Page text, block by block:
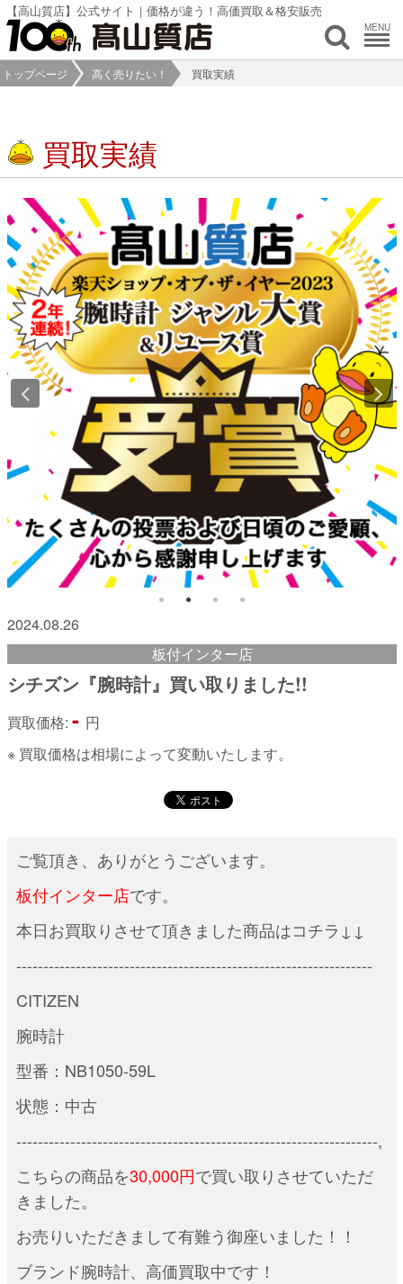
【高山質店】公式サイト｜価格が違う！高価買取＆格安販売
MENU
トップページ 高く売りたい！ 買取実績
買取実績
2024.08.26
板付インター店
シチズン『腕時計』買い取りました!!
買取価格: - 円
※ 買取価格は相場によって変動いたします。
ご覧頂き、ありがとうございます。
板付インター店です。
本日お買取りさせて頂きました商品はコチラ↓↓
------------------------------------------------------------------
CITIZEN
腕時計
型番：NB1050-59L
状態：中古
-------------------------------------------------------------------,
こちらの商品を30,000円で買い取りさせていただ
きました。
お売りいただきまして有難う御座いました！！
ブランド腕時計、高価買取中です！